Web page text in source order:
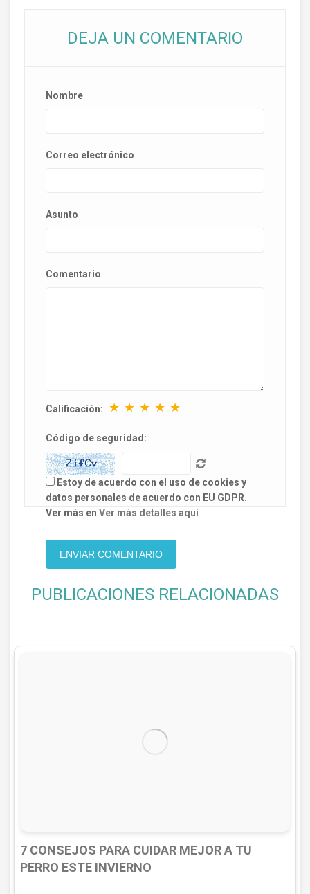
DEJA UN COMENTARIO
Nombre
Correo electrónico
Asunto
Comentario
Calificación: ★ ★ ★ ★ ★
Código de seguridad:
Estoy de acuerdo con el uso de cookies y
datos personales de acuerdo con EU GDPR.
Ver más en Ver más detalles aquí
PUBLICACIONES RELACIONADAS
7 CONSEJOS PARA CUIDAR MEJOR A TU
PERRO ESTE INVIERNO